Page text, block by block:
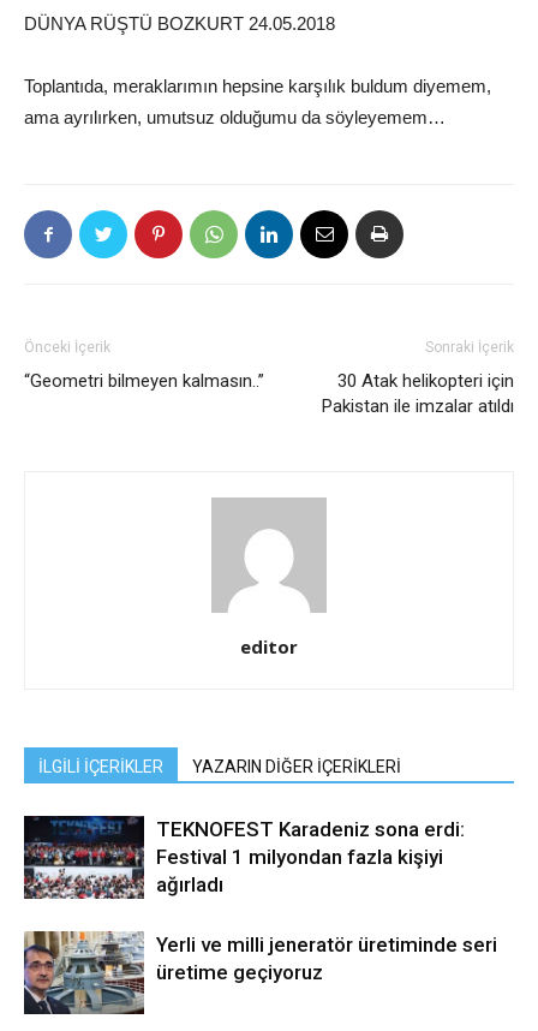
DÜNYA RÜŞTÜ BOZKURT 24.05.2018
Toplantıda, meraklarımın hepsine karşılık buldum diyemem,
ama ayrılırken, umutsuz olduğumu da söyleyemem…
Önceki İçerik
“Geometri bilmeyen kalmasın..”
Sonraki İçerik
30 Atak helikopteri için
Pakistan ile imzalar atıldı
editor
İLGİLİ İÇERİKLER YAZARIN DİĞER İÇERİKLERİ
TEKNOFEST Karadeniz sona erdi:
Festival 1 milyondan fazla kişiyi
ağırladı
Yerli ve milli jeneratör üretiminde seri
üretime geçiyoruz